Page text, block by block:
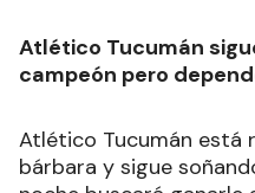
Atlético Tucumán
campeón pero
Atlético Tucumán está
bárbara y sigue